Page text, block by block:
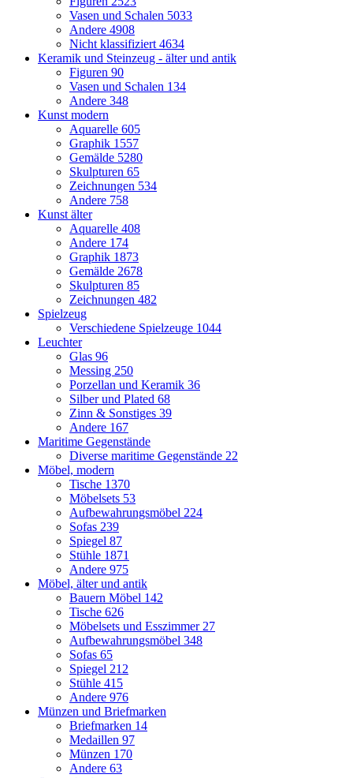
Vasen und Schalen 5033
Andere 4908
Nicht klassifiziert 4634
Keramik und Steinzeug - älter und antik
Figuren 90
Vasen und Schalen 134
Andere 348
Kunst modern
Aquarelle 605
Graphik 1557
Gemälde 5280
Skulpturen 65
Zeichnungen 534
Andere 758
Kunst älter
Aquarelle 408
Andere 174
Graphik 1873
Gemälde 2678
Skulpturen 85
Zeichnungen 482
Spielzeug
Verschiedene Spielzeuge 1044
Leuchter
Glas 96
Messing 250
Porzellan und Keramik 36
Silber und Plated 68
Zinn & Sonstiges 39
Andere 167
Maritime Gegenstände
Diverse maritime Gegenstände 22
Möbel, modern
Tische 1370
Möbelsets 53
Aufbewahrungsmöbel 224
Sofas 239
Spiegel 87
Stühle 1871
Andere 975
Möbel, älter und antik
Bauern Möbel 142
Tische 626
Möbelsets und Esszimmer 27
Aufbewahrungsmöbel 348
Sofas 65
Spiegel 212
Stühle 415
Andere 976
Münzen und Briefmarken
Briefmarken 14
Medaillen 97
Münzen 170
Andere 63